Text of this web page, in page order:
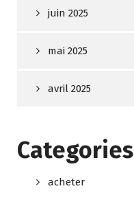
juin 2025
mai 2025
avril 2025
Categories
acheter